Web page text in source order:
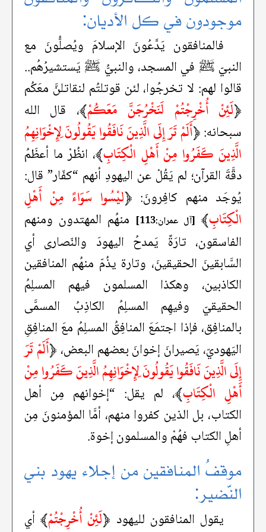
موجودون في كل الأديان:
فالمنافقون يَدَّعُونَ الإسلامَ ويُصلُّونَ مع
النبيّ ﷺ في المسجد، والنبيُّ ﷺ يَستشيرُهُم..
قالوا لهم: لا تخرجُوا، لئن قوتلتُم لنقاتلنَّ معَكُم
﴿لَئِنْ أُخْرِجْتُمْ لَنَخْرُجَنَّ مَعَكُمْ﴾، قال الله
سبحانه:﴿أَلَمْ تَرَ إِلَى الَّذِينَ نَافَقُوا يَقُولُونَ لِإِخْوَانِهِمُ
الَّذِينَ كَفَرُوا مِنْ أَهْلِ الْكِتَابِ﴾، انظُرْ ما أعظَمُ
دقَّةَ القرآن؛ لم يَقُلْ عن اليهودِ أنهم “كفّار” قال:
يُوجَد منهم كافِرونَ: ﴿ليْسُوا سَوَاءً مِنْ أَهْلِ
الْكِتَابِ﴾ [آل عمران:113]
منهُم المهتدون ومنهم
الفاسقون، تارَةً يَمدحُ اليهودَ والنّصارى أي
السَّابقينَ الحقيقينَ، وتارة يذُمّ منهُم المنافقين
الكاذبين، وهكذا المسلمون فيهم المسلِمُ
الحقيقيّ وفيهِم المسلِمُ الكاذِبُ المسمَّى
بالمنافِق، فإذا اجتمَعَ المنافِقُ المسلِمُ معَ المنافِقِ
اليَهوديّ، يَصيرانَ إخوانَ بعضهم البعض، ﴿أَلَمْ تَرَ
إِلَى الَّذِينَ نَافَقُوا يَقُولُونَ لِإِخْوَانِهِمُ الَّذِينَ كَفَرُوا مِنْ
أَهْلِ الْكِتَابِ﴾، لم يقل: “إخوانهم مِن أهل
الكتاب، بل الذين كفروا منهم، أمَّا المؤمنونَ مِن
أهلِ الكتاب فهُمْ والمسلمون إخوة.
موقفُ المنافقين من إجلاء يهود بني
النّضير:
يقول المنافقون لليهود ﴿لَئِنْ أُخْرِجْتُمْ﴾أي